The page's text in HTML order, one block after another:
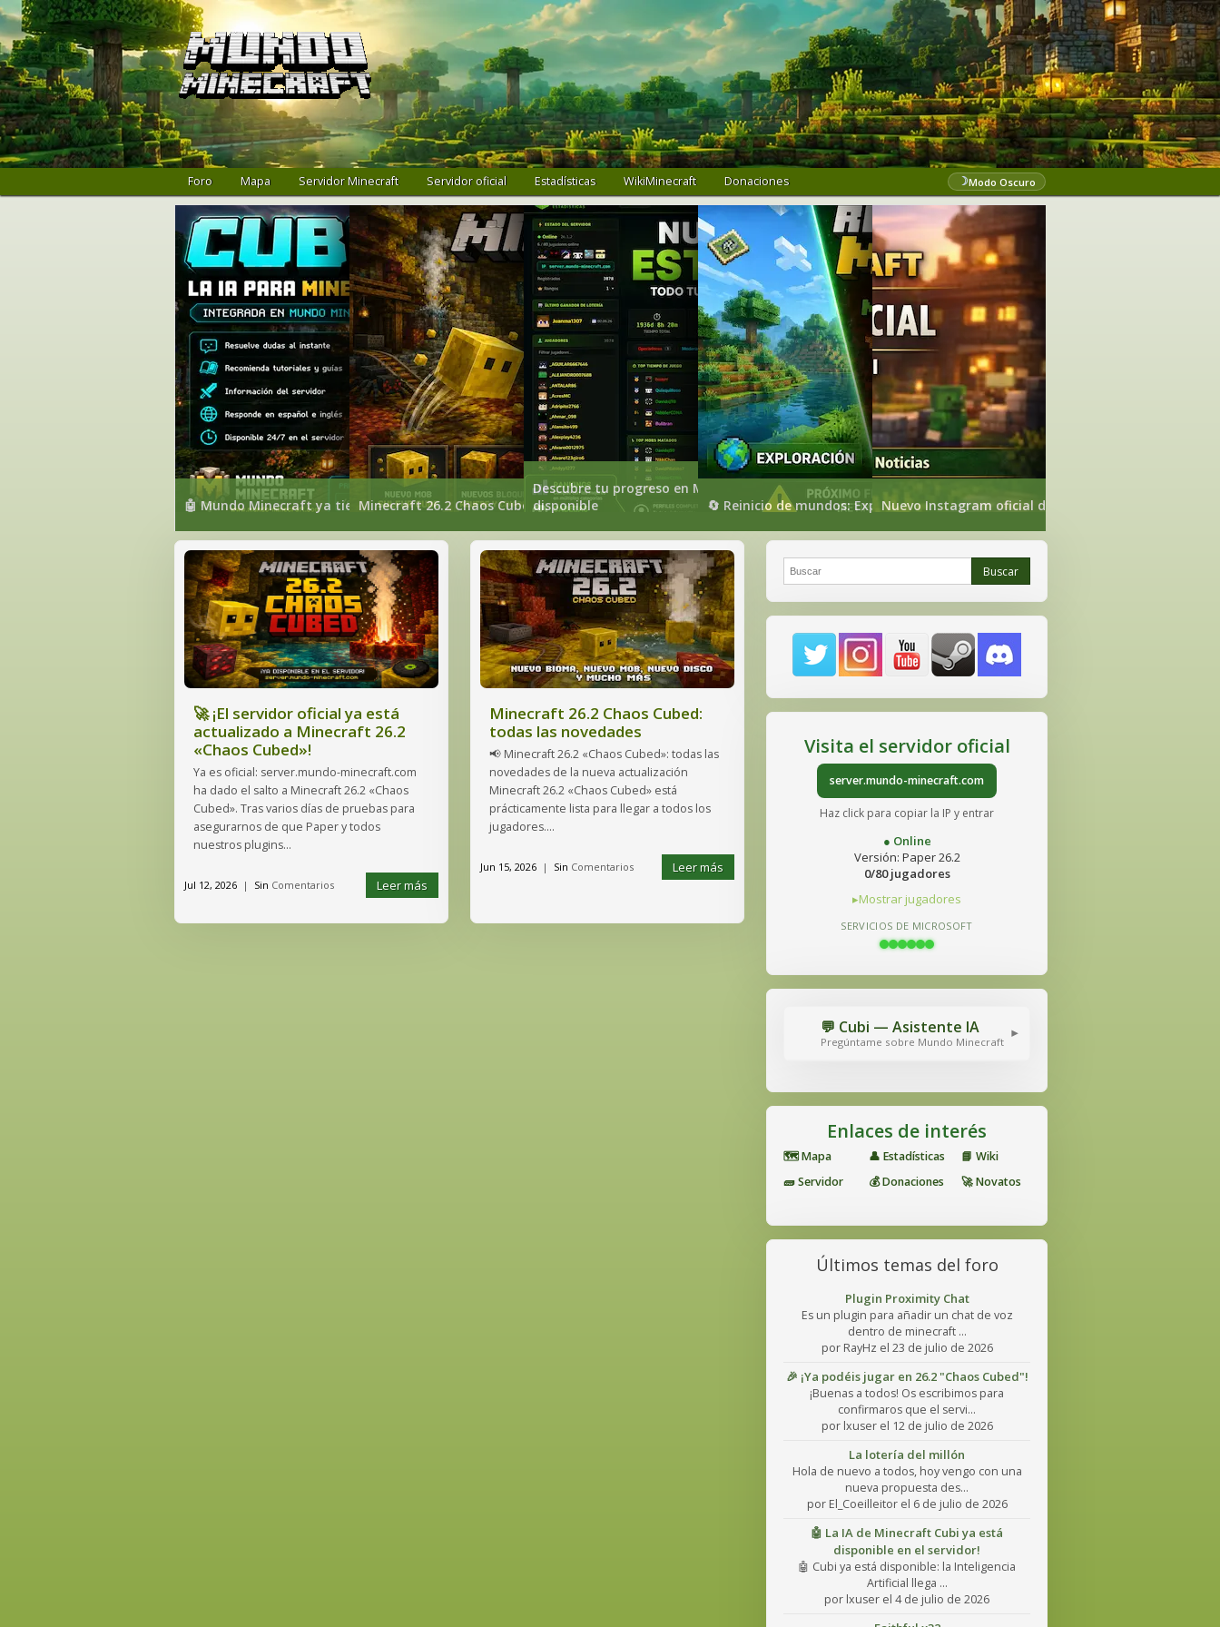
Foro Mapa Servidor Minecraft Servidor oficial Estadísticas WikiMinecraft Donaciones ☽Modo Oscuro
🤖 Mundo Minecraft ya tiene su propia Inteligencia Artificial: conoce a Cubi
Minecraft 26.2 Chaos Cubed: todas las novedades
Descubre tu progreso en Mundo-Minecraft: nueva web de estadísticas ya
disponible
🔄 Reinicio de mundos: Exploración, Nether Exploración y The End
Nuevo Instagram oficial de Mundo-Minecraft
🚀 ¡El servidor oficial ya está
actualizado a Minecraft 26.2
«Chaos Cubed»!
Ya es oficial: server.mundo-minecraft.com
ha dado el salto a Minecraft 26.2 «Chaos
Cubed». Tras varios días de pruebas para
asegurarnos de que Paper y todos
nuestros plugins...
Jul 12, 2026 | Sin Comentarios Leer más
Minecraft 26.2 Chaos Cubed:
todas las novedades
📢 Minecraft 26.2 «Chaos Cubed»: todas las
novedades de la nueva actualización
Minecraft 26.2 «Chaos Cubed» está
prácticamente lista para llegar a todos los
jugadores....
Jun 15, 2026 | Sin Comentarios Leer más
Buscar Buscar
Visita el servidor oficial
server.mundo-minecraft.com
Haz click para copiar la IP y entrar
● Online
Versión: Paper 26.2
0/80 jugadores
Mostrar jugadores
SERVICIOS DE MICROSOFT
💬 Cubi — Asistente IA
Pregúntame sobre Mundo Minecraft
▾
Enlaces de interés
🗺️ Mapa 👤 Estadísticas
📘 Wiki
🧱 Servidor
💰 Donaciones 🚀 Novatos
Últimos temas del foro
Plugin Proximity Chat
Es un plugin para añadir un chat de voz
dentro de minecraft ...
por RayHz el 23 de julio de 2026
🎉 ¡Ya podéis jugar en 26.2 "Chaos Cubed"!
¡Buenas a todos! Os escribimos para
confirmaros que el servi...
por lxuser el 12 de julio de 2026
La lotería del millón
Hola de nuevo a todos, hoy vengo con una
nueva propuesta des...
por El_Coeilleitor el 6 de julio de 2026
🤖 La IA de Minecraft Cubi ya está
disponible en el servidor!
🤖 Cubi ya está disponible: la Inteligencia
Artificial llega ...
por lxuser el 4 de julio de 2026